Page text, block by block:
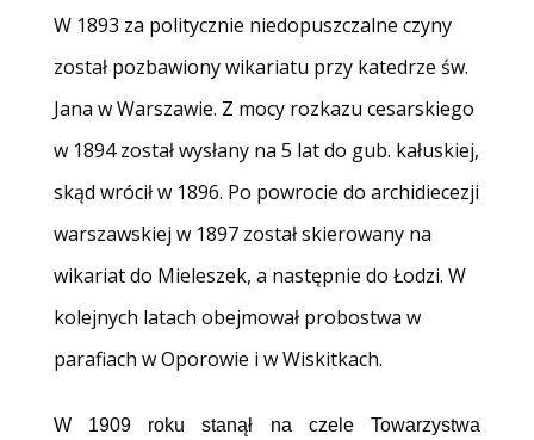
W 1893 za politycznie niedopuszczalne czyny
został pozbawiony wikariatu przy katedrze św.
Jana w Warszawie. Z mocy rozkazu cesarskiego
w 1894 został wysłany na 5 lat do gub. kałuskiej,
skąd wrócił w 1896. Po powrocie do archidiecezji
warszawskiej w 1897 został skierowany na
wikariat do Mieleszek, a następnie do Łodzi. W
kolejnych latach obejmował probostwa w
parafiach w Oporowie i w Wiskitkach.
W 1909 roku stanął na czele Towarzystwa